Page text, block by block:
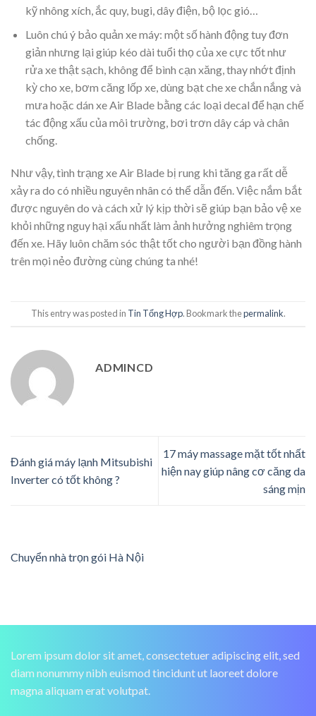
kỹ nhông xích, ắc quy, bugi, dây điện, bộ lọc gió…
Luôn chú ý bảo quản xe máy: một số hành động tuy đơn
giản nhưng lại giúp kéo dài tuổi thọ của xe cực tốt như
rửa xe thật sạch, không để bình cạn xăng, thay nhớt định
kỳ cho xe, bơm căng lốp xe, dùng bạt che xe chắn nắng và
mưa hoặc dán xe Air Blade bằng các loại decal để hạn chế
tác động xấu của môi trường, bơi trơn dây cáp và chân
chống.
Như vậy, tình trạng xe Air Blade bị rung khi tăng ga rất dễ
xảy ra do có nhiều nguyên nhân có thể dẫn đến. Việc nắm bắt
được nguyên do và cách xử lý kịp thời sẽ giúp bạn bảo vệ xe
khỏi những nguy hại xấu nhất làm ảnh hưởng nghiêm trọng
đến xe. Hãy luôn chăm sóc thật tốt cho người bạn đồng hành
trên mọi nẻo đường cùng chúng ta nhé!
This entry was posted in Tin Tổng Hợp. Bookmark thepermalink.
ADMINCD
Đánh giá máy lạnh Mitsubishi
Inverter có tốt không ?
17 máy massage mặt tốt nhất
hiện nay giúp nâng cơ căng da
sáng mịn
Chuyển nhà trọn gói Hà Nội
Lorem ipsum dolor sit amet, consectetuer adipiscing elit, sed
diam nonummy nibh euismod tincidunt ut laoreet dolore
magna aliquam erat volutpat.